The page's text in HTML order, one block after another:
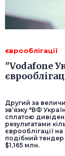
єврооблігації
"Vodafone
Другий за
зв’язку "ВФ
сплатою
результатами
єврооблігації
подібний тендер
$1,165 млн.